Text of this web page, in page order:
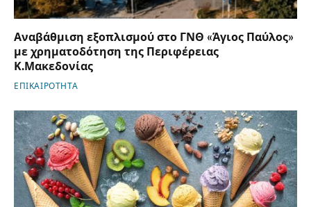
Αναβάθμιση εξοπλισμού στο ΓΝΘ «Άγιος Παύλος»
με χρηματοδότηση της Περιφέρειας
Κ.Μακεδονίας
ΕΠΙΚΑΙΡΟΤΗΤΑ